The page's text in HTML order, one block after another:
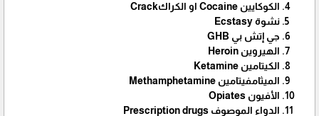
الكوكايين Cocaine او الكراكCrack
نشوة Ecstasy
جي إتش بي GHB
الهيروين Heroin
الكيتامين Ketamine
الميثامفيتامين Methamphetamine
الأفيون Opiates
الدواء الموصوف Prescription drugs